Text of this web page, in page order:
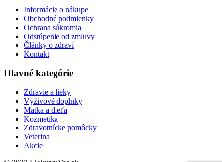
Informácie o nákupe
Obchodné podmienky
Ochrana súkromia
Odstúpenie od zmluvy
Články o zdraví
Kontakt
Hlavné kategórie
Zdravie a lieky
Výživové doplnky
Matka a dieťa
Kozmetika
Zdravotnícke pomôcky
Veterina
Akcie